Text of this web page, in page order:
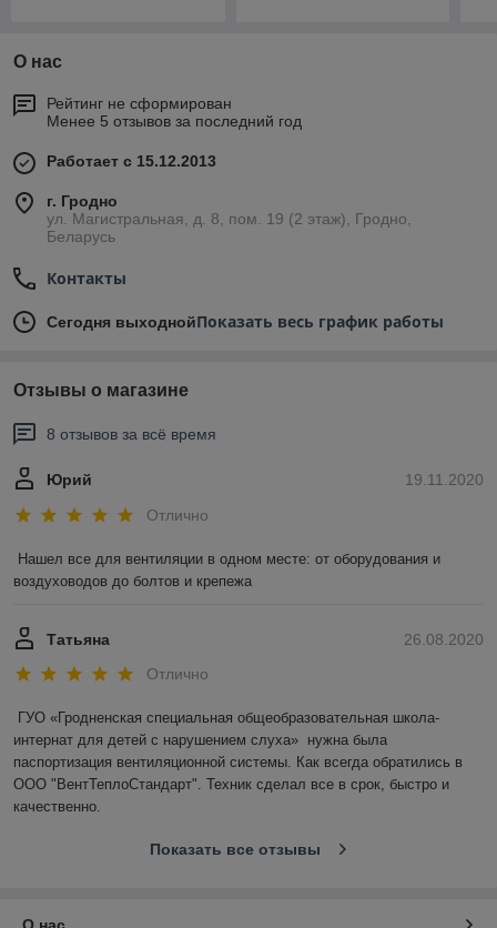
О нас
Рейтинг не сформирован
Менее 5 отзывов за последний год
Работает с 15.12.2013
г. Гродно
ул. Магистральная, д. 8, пом. 19 (2 этаж), Гродно,
Беларусь
Контакты
Сегодня выходнойПоказать весь график работы
Отзывы о магазине
8 отзывов за всё время
19.11.2020
Юрий
Отлично
Нашел все для вентиляции в одном месте: от оборудования и
воздуховодов до болтов и крепежа
26.08.2020
Татьяна
Отлично
ГУО «Гродненская специальная общеобразовательная школа-
интернат для детей с нарушением слуха»  нужна была
паспортизация вентиляционной системы. Как всегда обратились в
ООО "ВентТеплоСтандарт". Техник сделал все в срок, быстро и
качественно.
Показать все отзывы